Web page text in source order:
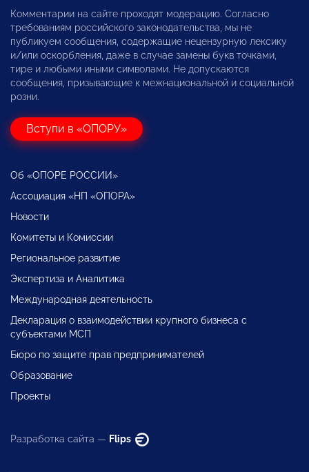
Комментарии на сайте проходят модерацию. Согласно
требованиям российского законодательства, мы не
публикуем сообщения, содержащие нецензурную лексику
и/или оскорбления, даже в случае замены букв точками,
тире и любыми иными символами. Не допускаются
сообщения, призывающие к межнациональной и социальной
розни.
Вступи в «ОПОРУ»
Об «ОПОРЕ РОССИИ»
Ассоциация «НП «ОПОРА»
Новости
Комитеты и Комиссии
Региональное развитие
Экспертиза и Аналитика
Международная деятельность
Декларация о взаимодействии крупного бизнеса с
субъектами МСП
Бюро по защите прав предпринимателей
Образование
Проекты
Разработка сайта — Flips